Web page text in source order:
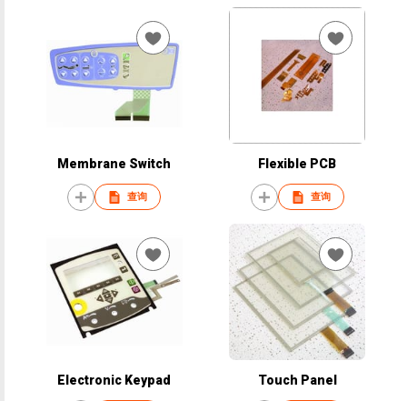
Membrane Switch
查询
Flexible PCB
查询
Electronic Keypad Touch Panel